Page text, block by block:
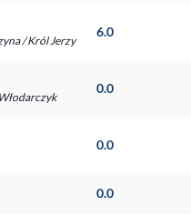
/ Król Jerzy
6.0
0.0
0.0
0.0